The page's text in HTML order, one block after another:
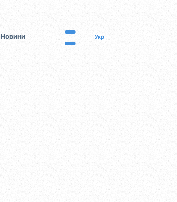
Новини Укр